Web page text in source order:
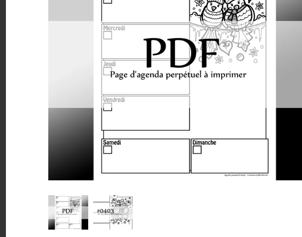
PDF (téléchargement)
Rassemblements
Sachets (minis 4x5)
LIQUIDATION
Tout voir